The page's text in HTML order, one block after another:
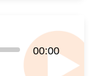
00:00